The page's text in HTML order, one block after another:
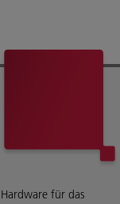
für das